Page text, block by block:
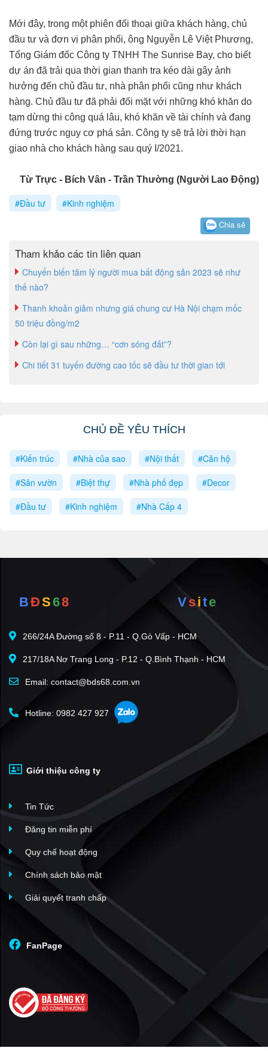
Mới đây, trong một phiên đối thoại giữa khách hàng, chủ
đầu tư và đơn vị phân phối, ông Nguyễn Lê Việt Phương,
Tổng Giám đốc Công ty TNHH The Sunrise Bay, cho biết
dự án đã trải qua thời gian thanh tra kéo dài gây ảnh
hưởng đến chủ đầu tư, nhà phân phối cũng như khách
hàng. Chủ đầu tư đã phải đối mặt với những khó khăn do
tạm dừng thi công quá lâu, khó khăn về tài chính và đang
đứng trước nguy cơ phá sản. Công ty sẽ trả lời thời hạn
giao nhà cho khách hàng sau quý I/2021.
Từ Trực - Bích Vân - Trần Thường (Người Lao Động)
#Đầu tư #Kinh nghiệm
Chia sẻ
Tham khảo các tin liên quan
Chuyển biến tâm lý người mua bất động sản 2023 sẽ như
thế nào?
Thanh khoản giảm nhưng giá chung cư Hà Nội chạm mốc
50 triệu đồng/m2
Còn lại gì sau những… “cơn sóng đất”?
Chi tiết 31 tuyến đường cao tốc sẽ đầu tư thời gian tới
CHỦ ĐỀ YÊU THÍCH
#Kiến trúc #Nhà của sao #Nội thất
#Căn hộ
#Sân vườn
#Biệt thự #Nhà phố đẹp
#Decor
#Đầu tư
#Kinh nghiệm #Nhà Cấp 4
BĐS68 Vsite
266/24A Đường số 8 - P.11 - Q.Gò Vấp - HCM
217/18A Nơ Trang Long - P.12 - Q.Bình Thạnh - HCM
Email: contact@bds68.com.vn
Hotline: 0982 427 927
Giới thiệu công ty
Tin Tức
Đăng tin miễn phí
Quy chế hoạt động
Chính sách bảo mật
Giải quyết tranh chấp
FanPage